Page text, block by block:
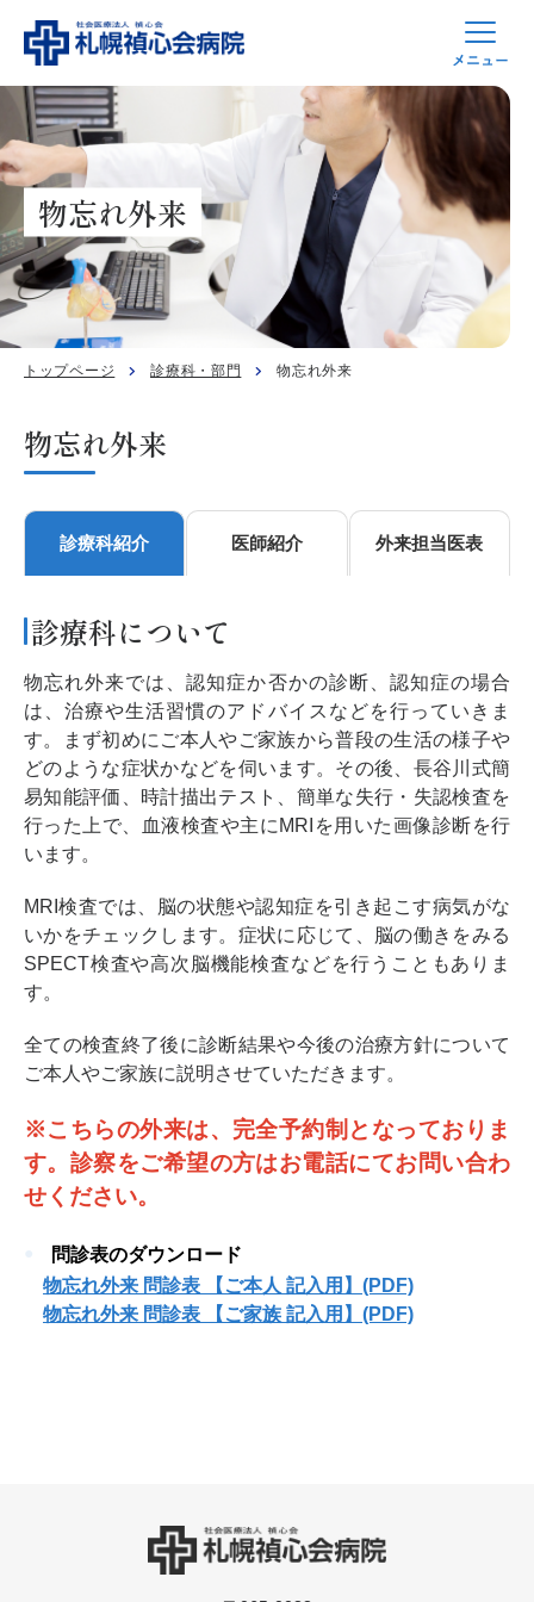
物忘れ外来
トップページ 診療科・部門 物忘れ外来
物忘れ外来
診療科紹介 医師紹介 外来担当医表
診療科について
物忘れ外来では、認知症か否かの診断、認知症の場合
は、治療や生活習慣のアドバイスなどを行っていきま
す。まず初めにご本人やご家族から普段の生活の様子や
どのような症状かなどを伺います。その後、長谷川式簡
易知能評価、時計描出テスト、簡単な失行・失認検査を
行った上で、血液検査や主にMRIを用いた画像診断を行
います。
MRI検査では、脳の状態や認知症を引き起こす病気がな
いかをチェックします。症状に応じて、脳の働きをみる
SPECT検査や高次脳機能検査などを行うこともありま
す。
全ての検査終了後に診断結果や今後の治療方針について
ご本人やご家族に説明させていただきます。
※こちらの外来は、完全予約制となっておりま
す。診察をご希望の方はお電話にてお問い合わ
せください。
問診表のダウンロード
物忘れ外来 問診表 【ご本人 記入用】(PDF)
物忘れ外来 問診表 【ご家族 記入用】(PDF)